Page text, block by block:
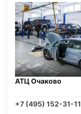
АТЦ Очаково
+7 (495) 152-31-11